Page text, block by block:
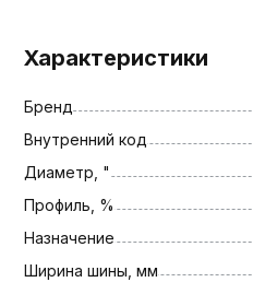
Характеристики
Бренд
Внутренний код
Диаметр, "
Профиль, %
Назначение
Ширина шины, мм